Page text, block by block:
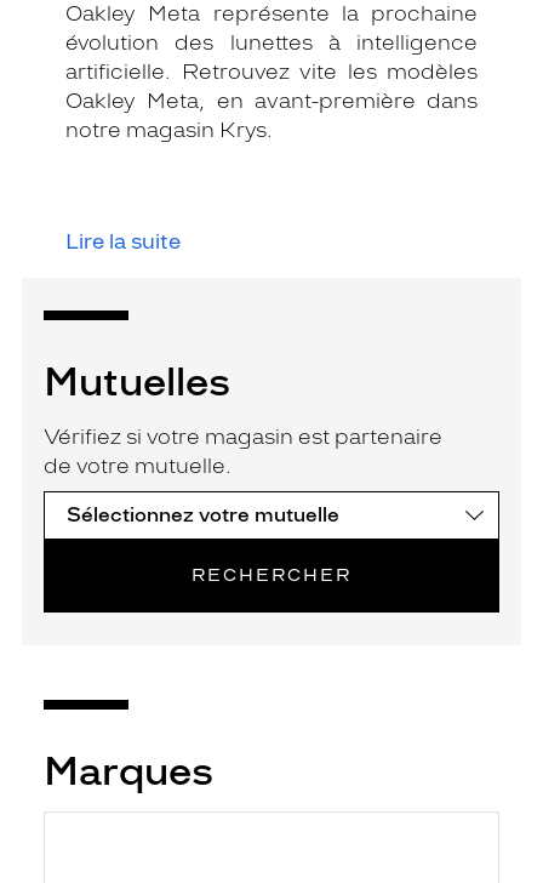
Oakley Meta représente la prochaine
évolution des lunettes à intelligence
artificielle. Retrouvez vite les modèles
Oakley Meta, en avant-première dans
notre magasin Krys.
Lire la suite
Mutuelles
Vérifiez si votre magasin est partenaire
de votre mutuelle.
RECHERCHER
Marques